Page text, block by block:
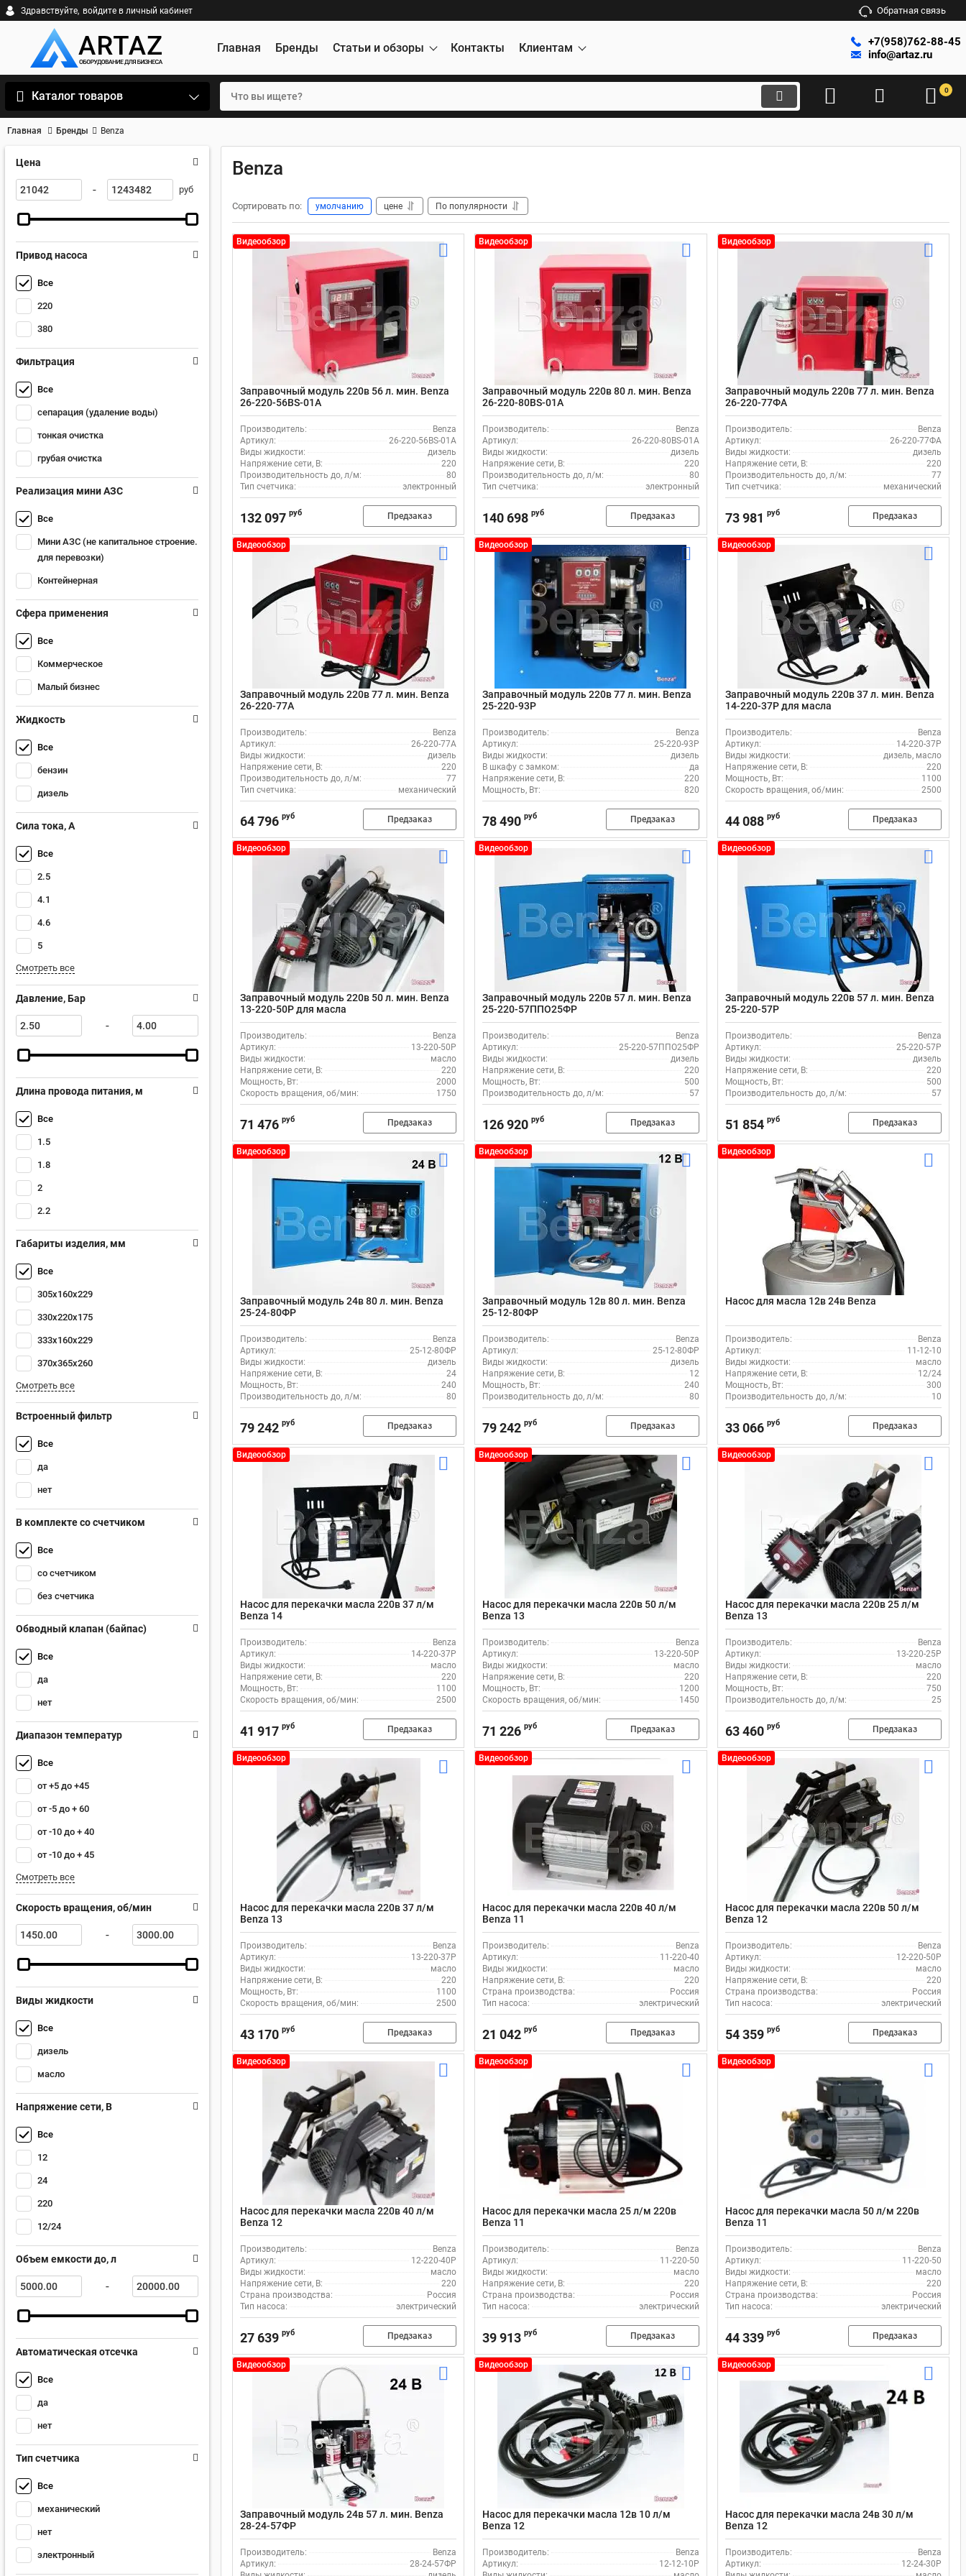
Здравствуйте, войдите в личный кабинет Обратная связь
Главная Бренды Статьи и обзоры Контакты Клиентам
+7(958)762-88-45
info@artaz.ru
Каталог товаров 0
Главная Бренды Benza
Цена
- руб
Привод насоса
Все
220
380
Фильтрация
Все
сепарация (удаление воды)
тонкая очистка
грубая очистка
Реализация мини АЗС
Все
Мини АЗС (не капитальное строение.
для перевозки)
Контейнерная
Сфера применения
Все
Коммерческое
Малый бизнес
Жидкость
Все
бензин
дизель
Сила тока, А
Все
2.5
4.1
4.6
5
Смотреть все
Давление, Бар
-
Длина провода питания, м
Все
1.5
1.8
2
2.2
Габариты изделия, мм
Все
305x160x229
330x220x175
333x160x229
370x365x260
Смотреть все
Встроенный фильтр
Все
да
нет
В комплекте со счетчиком
Все
со счетчиком
без счетчика
Обводный клапан (байпас)
Все
да
нет
Диапазон температур
Все
от +5 до +45
от -5 до + 60
от -10 до + 40
от -10 до + 45
Смотреть все
Скорость вращения, об/мин
-
Виды жидкости
Все
дизель
масло
Напряжение сети, В
Все
12
24
220
12/24
Объем емкости до, л
-
Автоматическая отсечка
Все
да
нет
Тип счетчика
Все
механический
нет
электронный
Benza
Сортировать по: умолчанию цене По популярности
Видеообзор
Заправочный модуль 220в 56 л. мин. Benza
26-220-56BS-01A
Производитель:
Benza
Артикул:
26-220-56BS-01A
Виды жидкости:
дизель
Напряжение сети, В:
220
Производительность до, л/м:
80
Тип счетчика:
электронный
132 097 руб Предзаказ
Видеообзор
Заправочный модуль 220в 80 л. мин. Benza
26-220-80BS-01A
Производитель:
Benza
Артикул:
26-220-80BS-01A
Виды жидкости:
дизель
Напряжение сети, В:
220
Производительность до, л/м:
80
Тип счетчика:
электронный
140 698 руб Предзаказ
Видеообзор
Заправочный модуль 220в 77 л. мин. Benza
26-220-77ФА
Производитель:
Benza
Артикул:
26-220-77ФА
Виды жидкости:
дизель
Напряжение сети, В:
220
Производительность до, л/м:
77
Тип счетчика:
механический
73 981 руб Предзаказ
Видеообзор
Заправочный модуль 220в 77 л. мин. Benza
26-220-77А
Производитель:
Benza
Артикул:
26-220-77А
Виды жидкости:
дизель
Напряжение сети, В:
220
Производительность до, л/м:
77
Тип счетчика:
механический
64 796 руб Предзаказ
Видеообзор
Заправочный модуль 220в 77 л. мин. Benza
25-220-93Р
Производитель:
Benza
Артикул:
25-220-93Р
Виды жидкости:
дизель
В шкафу с замком:
да
Напряжение сети, В:
220
Мощность, Вт:
820
78 490 руб Предзаказ
Видеообзор
Заправочный модуль 220в 37 л. мин. Benza
14-220-37Р для масла
Производитель:
Benza
Артикул:
14-220-37Р
Виды жидкости:
дизель, масло
Напряжение сети, В:
220
Мощность, Вт:
1100
Скорость вращения, об/мин:
2500
44 088 руб Предзаказ
Видеообзор
Заправочный модуль 220в 50 л. мин. Benza
13-220-50Р для масла
Производитель:
Benza
Артикул:
13-220-50Р
Виды жидкости:
масло
Напряжение сети, В:
220
Мощность, Вт:
2000
Скорость вращения, об/мин:
1750
71 476 руб Предзаказ
Видеообзор
Заправочный модуль 220в 57 л. мин. Benza
25-220-57ППО25ФР
Производитель:
Benza
Артикул:
25-220-57ППО25ФР
Виды жидкости:
дизель
Напряжение сети, В:
220
Мощность, Вт:
500
Производительность до, л/м:
57
126 920 руб Предзаказ
Видеообзор
Заправочный модуль 220в 57 л. мин. Benza
25-220-57Р
Производитель:
Benza
Артикул:
25-220-57Р
Виды жидкости:
дизель
Напряжение сети, В:
220
Мощность, Вт:
500
Производительность до, л/м:
57
51 854 руб Предзаказ
Видеообзор
Заправочный модуль 24в 80 л. мин. Benza
25-24-80ФР
Производитель:
Benza
Артикул:
25-12-80ФР
Виды жидкости:
дизель
Напряжение сети, В:
24
Мощность, Вт:
240
Производительность до, л/м:
80
79 242 руб Предзаказ
Видеообзор
Заправочный модуль 12в 80 л. мин. Benza
25-12-80ФР
Производитель:
Benza
Артикул:
25-12-80ФР
Виды жидкости:
дизель
Напряжение сети, В:
12
Мощность, Вт:
240
Производительность до, л/м:
80
79 242 руб Предзаказ
Видеообзор
Насос для масла 12в 24в Benza
Производитель:
Benza
Артикул:
11-12-10
Виды жидкости:
масло
Напряжение сети, В:
12/24
Мощность, Вт:
300
Производительность до, л/м:
10
33 066 руб Предзаказ
Видеообзор
Насос для перекачки масла 220в 37 л/м
Benza 14
Производитель:
Benza
Артикул:
14-220-37Р
Виды жидкости:
масло
Напряжение сети, В:
220
Мощность, Вт:
1100
Скорость вращения, об/мин:
2500
41 917 руб Предзаказ
Видеообзор
Насос для перекачки масла 220в 50 л/м
Benza 13
Производитель:
Benza
Артикул:
13-220-50Р
Виды жидкости:
масло
Напряжение сети, В:
220
Мощность, Вт:
1200
Скорость вращения, об/мин:
1450
71 226 руб Предзаказ
Видеообзор
Насос для перекачки масла 220в 25 л/м
Benza 13
Производитель:
Benza
Артикул:
13-220-25Р
Виды жидкости:
масло
Напряжение сети, В:
220
Мощность, Вт:
750
Производительность до, л/м:
25
63 460 руб Предзаказ
Видеообзор
Насос для перекачки масла 220в 37 л/м
Benza 13
Производитель:
Benza
Артикул:
13-220-37Р
Виды жидкости:
масло
Напряжение сети, В:
220
Мощность, Вт:
1100
Скорость вращения, об/мин:
2500
43 170 руб Предзаказ
Видеообзор
Насос для перекачки масла 220в 40 л/м
Benza 11
Производитель:
Benza
Артикул:
11-220-40
Виды жидкости:
масло
Напряжение сети, В:
220
Страна производства:
Россия
Тип насоса:
электрический
21 042 руб Предзаказ
Видеообзор
Насос для перекачки масла 220в 50 л/м
Benza 12
Производитель:
Benza
Артикул:
12-220-50Р
Виды жидкости:
масло
Напряжение сети, В:
220
Страна производства:
Россия
Тип насоса:
электрический
54 359 руб Предзаказ
Видеообзор
Насос для перекачки масла 220в 40 л/м
Benza 12
Производитель:
Benza
Артикул:
12-220-40Р
Виды жидкости:
масло
Напряжение сети, В:
220
Страна производства:
Россия
Тип насоса:
электрический
27 639 руб Предзаказ
Видеообзор
Насос для перекачки масла 25 л/м 220в
Benza 11
Производитель:
Benza
Артикул:
11-220-50
Виды жидкости:
масло
Напряжение сети, В:
220
Страна производства:
Россия
Тип насоса:
электрический
39 913 руб Предзаказ
Видеообзор
Насос для перекачки масла 50 л/м 220в
Benza 11
Производитель:
Benza
Артикул:
11-220-50
Виды жидкости:
масло
Напряжение сети, В:
220
Страна производства:
Россия
Тип насоса:
электрический
44 339 руб Предзаказ
Видеообзор
Заправочный модуль 24в 57 л. мин. Benza
28-24-57ФР
Производитель:
Benza
Артикул:
28-24-57ФР
Видеообзор
Насос для перекачки масла 12в 10 л/м
Benza 12
Производитель:
Benza
Артикул:
12-12-10Р
Видеообзор
Насос для перекачки масла 24в 30 л/м
Benza 12
Производитель:
Benza
Артикул:
12-24-30Р